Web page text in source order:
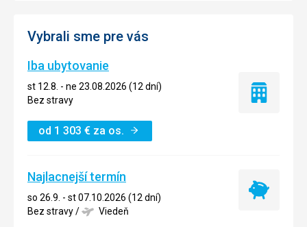
Vybrali sme pre vás
Iba ubytovanie
st 12.8. - ne 23.08.2026 (12 dní)
Bez stravy
od 1 303 € za os.
Iba
Najlacnejší termín
so 26.9. - st 07.10.2026 (12 dní)
Bez stravy/ Viedeň
Najlacnejší